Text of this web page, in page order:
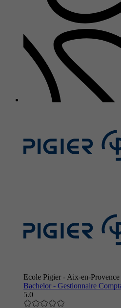
Ecole Pigier - Aix-en-Provence
Bachelor - Gestionnaire
5.0